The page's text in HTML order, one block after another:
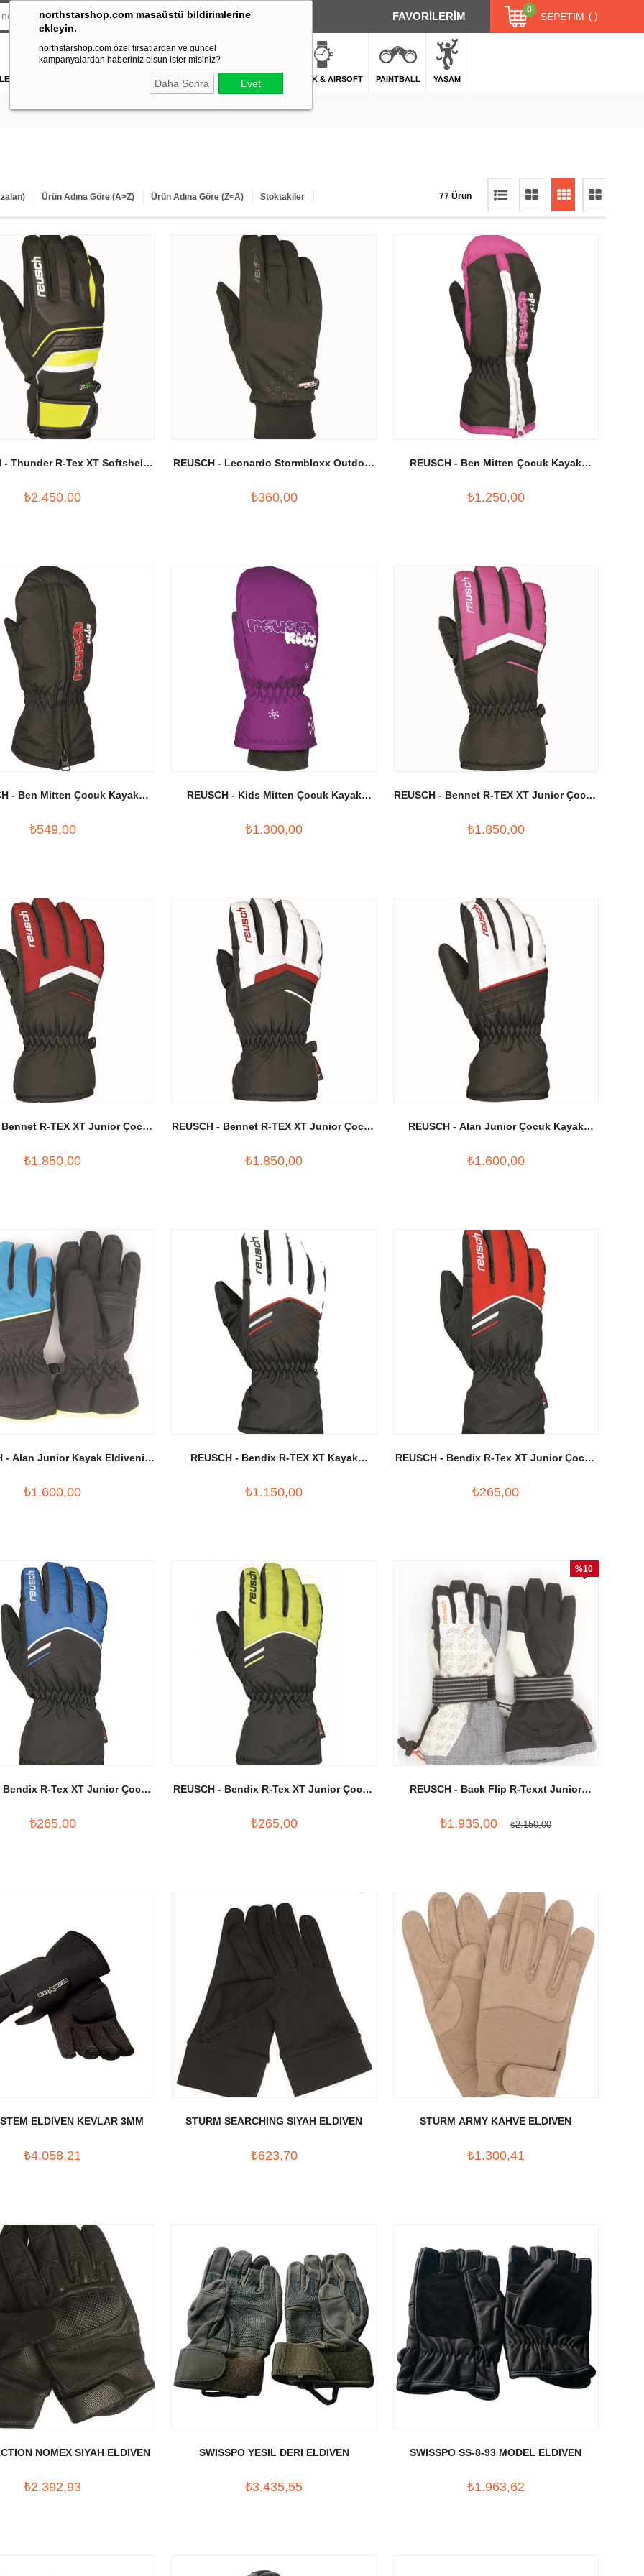
northstarshop.com masaüstü bildirimlerine
ekleyin.
northstarshop.com özel fırsatlardan ve güncel
kampanyalardan haberiniz olsun ister misiniz?
Daha Sonra Evet
FAVORİLERİM SEPETIM
0
FENER DAĞCILIK & İŞ GÜVENLİĞİ ATICILIK & AIRSOFT PAINTBALL YAŞAM
Ürün Adına Göre (A>Z) Ürün Adına Göre (Z<A) Stoktakiler 77 Ürün
- Thunder R-Tex XT Softshell
₺2.450,00
REUSCH - Leonardo Stormbloxx Outdoor
₺360,00
REUSCH - Ben Mitten Çocuk Kayak
₺1.250,00
- Ben Mitten Çocuk Kayak
₺549,00
REUSCH - Kids Mitten Çocuk Kayak
₺1.300,00
REUSCH - Bennet R-TEX XT Junior Çocuk
₺1.850,00
Bennet R-TEX XT Junior Çocuk
₺1.850,00
REUSCH - Bennet R-TEX XT Junior Çocuk
₺1.850,00
REUSCH - Alan Junior Çocuk Kayak
₺1.600,00
- Alan Junior Kayak Eldiveni
₺1.600,00
REUSCH - Bendix R-TEX XT Kayak
₺1.150,00
REUSCH - Bendix R-Tex XT Junior Çocuk
₺265,00
Bendix R-Tex XT Junior Çocuk
₺265,00
REUSCH - Bendix R-Tex XT Junior Çocuk
₺265,00
REUSCH - Back Flip R-Texxt Junior
₺1.935,00 ₺2.150,00
%10
ELDIVEN KEVLAR 3MM
₺4.058,21
STURM SEARCHING SIYAH ELDIVEN
₺623,70
STURM ARMY KAHVE ELDIVEN
₺1.300,41
NOMEX SIYAH ELDIVEN
₺2.392,93
SWISSPO YESIL DERI ELDIVEN
₺3.435,55
SWISSPO SS-8-93 MODEL ELDIVEN
₺1.963,62